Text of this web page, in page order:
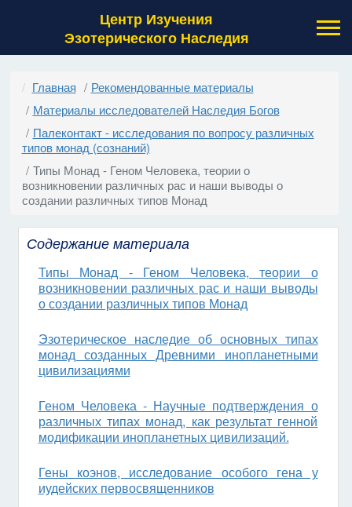
Центр Изучения
Эзотерического Наследия
Главная
Рекомендованные материалы
Материалы исследователей Наследия Богов
Палеконтакт - исследования по вопросу различных
типов монад (сознаний)
Типы Монад - Геном Человека, теории о
возникновении различных рас и наши выводы о
создании различных типов Монад
Содержание материала
Типы Монад - Геном Человека, теории о
возникновении различных рас и наши выводы
о создании различных типов Монад
Эзотерическое наследие об основных типах
монад созданных Древними инопланетными
цивилизациями
Геном Человека - Научные подтверждения о
различных типах монад, как результат генной
модификации инопланетных цивилизаций.
Гены коэнов, исследование особого гена у
иудейских первосвященников